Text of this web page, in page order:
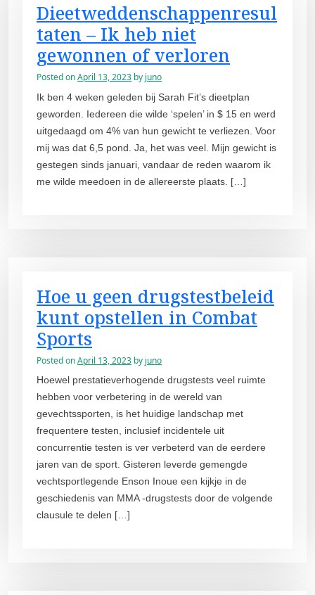
Dieetweddenschappenresul
taten – Ik heb niet
gewonnen of verloren
Posted onApril 13, 2023 by juno
Ik ben 4 weken geleden bij Sarah Fit’s dieetplan
geworden. Iedereen die wilde ‘spelen’ in $ 15 en werd
uitgedaagd om 4% van hun gewicht te verliezen. Voor
mij was dat 6,5 pond. Ja, het was veel. Mijn gewicht is
gestegen sinds januari, vandaar de reden waarom ik
me wilde meedoen in de allereerste plaats. […]
Hoe u geen drugstestbeleid
kunt opstellen in Combat
Sports
Posted onApril 13, 2023 by juno
Hoewel prestatieverhogende drugstests veel ruimte
hebben voor verbetering in de wereld van
gevechtssporten, is het huidige landschap met
frequentere testen, inclusief incidentele uit
concurrentie testen is ver verbeterd van de eerdere
jaren van de sport. Gisteren leverde gemengde
vechtsportlegende Enson Inoue een kijkje in de
geschiedenis van MMA -drugstests door de volgende
clausule te delen […]